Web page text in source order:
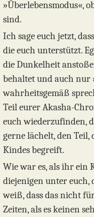
»Überlebensmodus«,
sind.
Ich sage euch jetzt,
die euch unterstützt.
die Dunkelheit
behaltet und auch nur
wahrheitsgemäß
Teil eurer Akasha-
euch wiederzufinden,
gerne lächelt, den
Kindes begreift.
Wie war es, als ihr ein
diejenigen unter euch,
weiß, dass das nicht
Zeiten, als es keinen